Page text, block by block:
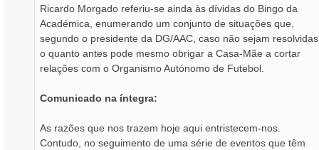
Ricardo Morgado referiu-se ainda às dívidas do Bingo da
Académica, enumerando um conjunto de situações que,
segundo o presidente da DG/AAC, caso não sejam resolvidas
o quanto antes pode mesmo obrigar a Casa-Mãe a cortar
relações com o Organismo Autónomo de Futebol.
Comunicado na íntegra:
As razões que nos trazem hoje aqui entristecem-nos.
Contudo, no seguimento de uma série de eventos que têm